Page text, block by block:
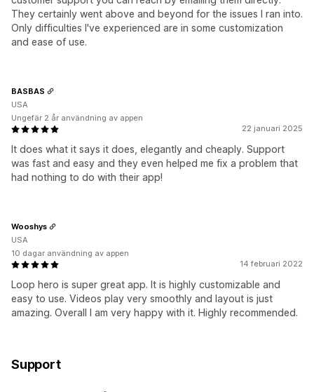
They certainly went above and beyond for the issues I ran into.
Only difficulties I've experienced are in some customization
and ease of use.
22 januari 2025
It does what it says it does, elegantly and cheaply. Support
was fast and easy and they even helped me fix a problem that
had nothing to do with their app!
BASBAS
USA
Ungefär 2 år användning av appen
14 februari 2022
Loop hero is super great app. It is highly customizable and
easy to use. Videos play very smoothly and layout is just
amazing. Overall I am very happy with it. Highly recommended.
Wooshys
USA
10 dagar användning av appen
Support